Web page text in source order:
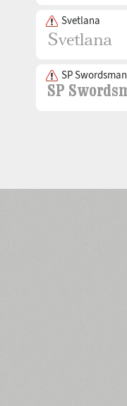
Svetlana
SP Swordsman